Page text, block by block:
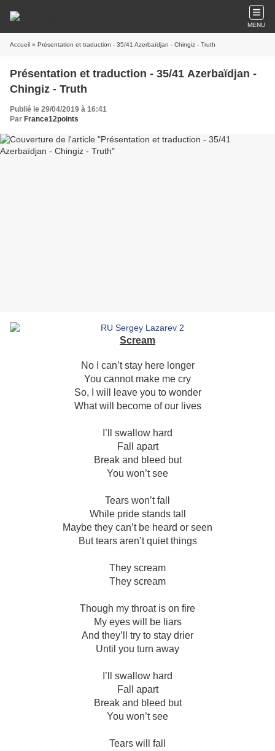
MENU
Accueil » Présentation et traduction - 35/41 Azerbaïdjan - Chingiz - Truth
Présentation et traduction - 35/41 Azerbaïdjan -
Chingiz - Truth
Publié le 29/04/2019 à 16:41
Par France12points
Scream
No I can’t stay here longer
You cannot make me cry
So, I will leave you to wonder
What will become of our lives
I’ll swallow hard
Fall apart
Break and bleed but
You won’t see
Tears won’t fall
While pride stands tall
Maybe they can’t be heard or seen
But tears aren’t quiet things
They scream
They scream
Though my throat is on fire
My eyes will be liars
And they’ll try to stay drier
Until you turn away
I’ll swallow hard
Fall apart
Break and bleed but
You won’t see
Tears will fall